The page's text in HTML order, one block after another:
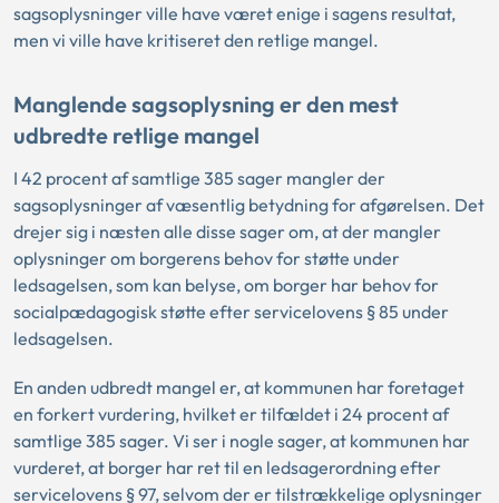
sagsoplysninger ville have været enige i sagens resultat,
men vi ville have kritiseret den retlige mangel.
Manglende sagsoplysning er den mest
udbredte retlige mangel
I 42 procent af samtlige 385 sager mangler der
sagsoplysninger af væsentlig betydning for afgørelsen. Det
drejer sig i næsten alle disse sager om, at der mangler
oplysninger om borgerens behov for støtte under
ledsagelsen, som kan belyse, om borger har behov for
socialpædagogisk støtte efter servicelovens § 85 under
ledsagelsen.
En anden udbredt mangel er, at kommunen har foretaget
en forkert vurdering, hvilket er tilfældet i 24 procent af
samtlige 385 sager. Vi ser i nogle sager, at kommunen har
vurderet, at borger har ret til en ledsagerordning efter
servicelovens § 97, selvom der er tilstrækkelige oplysninger